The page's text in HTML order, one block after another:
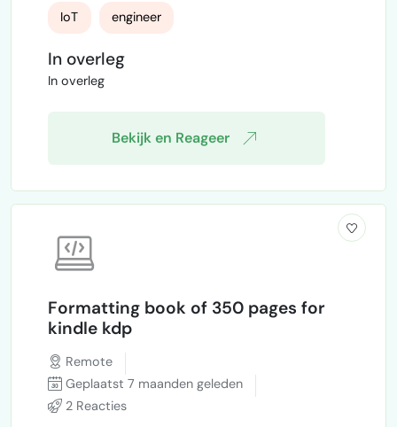
veroorzaken regelmatig klachten van
omwonenden en gemeenten stellen steeds
strengere regels. Het doel van dit project is
een eenvoudig systeem te bouwen dat het
geluidsniveau op een terras meet en
IoT engineer
In overleg
In overleg
Bekijk en Reageer
Formatting book of 350 pages for
kindle kdp
Remote
Geplaatst 7 maanden geleden
2 Reacties